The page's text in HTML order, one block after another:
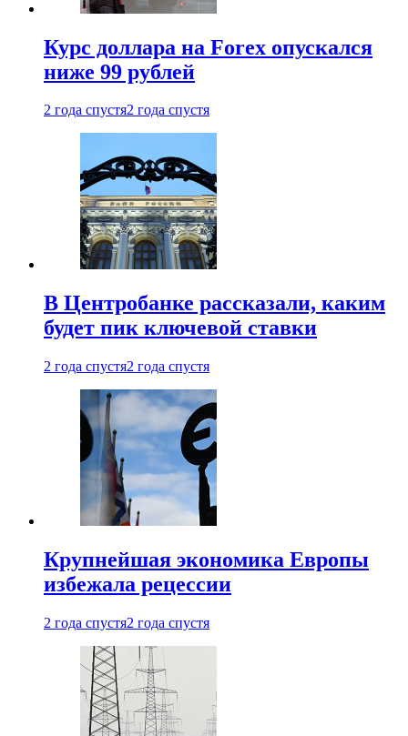
Курс доллара на Forex опускался
ниже 99 рублей
2 года спустя2 года спустя
В Центробанке рассказали, каким
будет пик ключевой ставки
2 года спустя2 года спустя
Крупнейшая экономика Европы
избежала рецессии
2 года спустя2 года спустя